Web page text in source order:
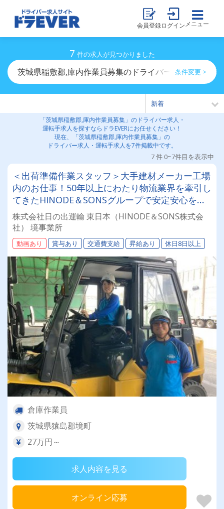
会員登録ログイン メニュー
7 件の求人が見つかりました
茨城県稲敷郡,庫内作業員募集のドライバー求人・運転手
条件変更 >
「茨城県稲敷郡,庫内作業員募集」のドライバー求人・
運転手求人を探すならドラEVERにお任せください！
現在、「茨城県稲敷郡,庫内作業員募集」の
ドライバー求人・運転手求人を7件掲載中です。
7 件 0~7件目を表示中
＜出荷準備作業スタッフ＞大手建材メーカー工場
内のお仕事！50年以上にわたり物流業界を牽引し
てきたHINODE＆SONSグループで安定安心を手
に入れませんか？★変形週休2日制 ★未経験歓迎
★月給27万円～ ★キャリアアップも可
株式会社日の出運輸 東日本（HINODE＆SONS株式会
社） 境事業所
動画あり 賞与あり 交通費支給 昇給あり 休日8日以上
倉庫作業員
茨城県猿島郡境町
27万円～
求人内容を見る
オンライン応募